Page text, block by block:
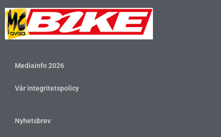
Mediainfo 2026
Vår integritetspolicy
Nyhetsbrev